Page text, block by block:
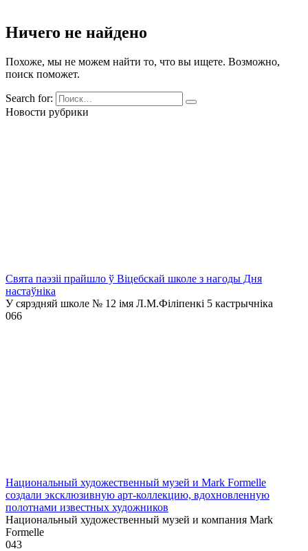
Ничего не найдено
Похоже, мы не можем найти то, что вы ищете. Возможно,
поиск поможет.
Search for:
Новости рубрики
Свята паэзіі прайшло ў Віцебскай школе з нагоды Дня
настаўніка
У сярэдняй школе № 12 імя Л.М.Філіпенкі 5 кастрычніка
066
Национальный художественный музей и Mark Formelle
создали эксклюзивную арт-коллекцию, вдохновленную
полотнами известных художников
Национальный художественный музей и компания Mark
Formelle
043